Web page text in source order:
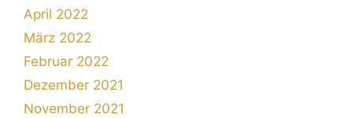
April 2022
März 2022
Februar 2022
Dezember 2021
November 2021